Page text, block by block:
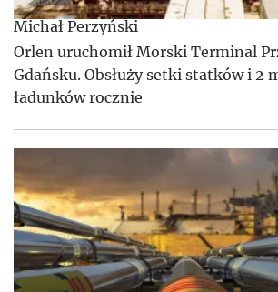
Michał Perzyński
Orlen uruchomił Morski Terminal
Gdańsku. Obsłuży setki statków i 2
ładunków rocznie